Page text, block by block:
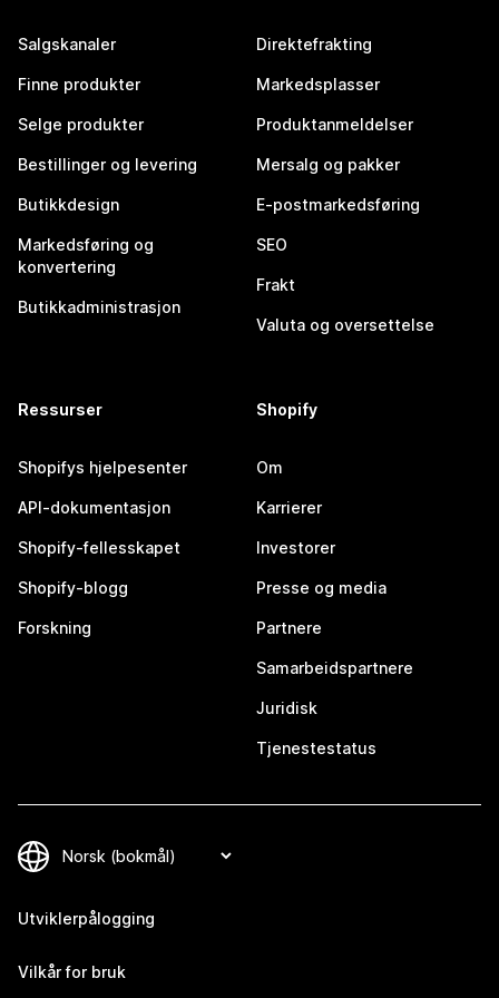
Salgskanaler
Finne produkter
Selge produkter
Bestillinger og levering
Butikkdesign
Markedsføring og
konvertering
Butikkadministrasjon
Direktefrakting
Markedsplasser
Produktanmeldelser
Mersalg og pakker
E-postmarkedsføring
SEO
Frakt
Valuta og oversettelse
Ressurser
Shopifys hjelpesenter
API-dokumentasjon
Shopify-fellesskapet
Shopify-blogg
Forskning
Shopify
Om
Karrierer
Investorer
Presse og media
Partnere
Samarbeidspartnere
Juridisk
Tjenestestatus
Utviklerpålogging
Vilkår for bruk